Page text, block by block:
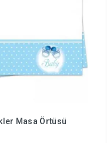
Masa Örtüsü